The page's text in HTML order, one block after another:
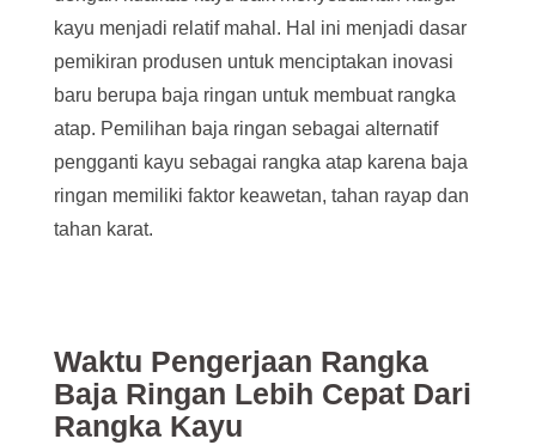
kayu menjadi relatif mahal. Hal ini menjadi dasar
pemikiran produsen untuk menciptakan inovasi
baru berupa baja ringan untuk membuat rangka
atap. Pemilihan baja ringan sebagai alternatif
pengganti kayu sebagai rangka atap karena baja
ringan memiliki faktor keawetan, tahan rayap dan
tahan karat.
Waktu Pengerjaan Rangka
Baja Ringan Lebih Cepat Dari
Rangka Kayu